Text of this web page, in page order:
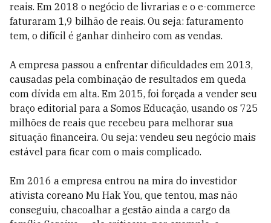
reais. Em 2018 o negócio de livrarias e o e-commerce
faturaram 1,9 bilhão de reais. Ou seja: faturamento
tem, o difícil é ganhar dinheiro com as vendas.
A empresa passou a enfrentar dificuldades em 2013,
causadas pela combinação de resultados em queda
com dívida em alta. Em 2015, foi forçada a vender seu
braço editorial para a Somos Educação, usando os 725
milhões de reais que recebeu para melhorar sua
situação financeira. Ou seja: vendeu seu negócio mais
estável para ficar com o mais complicado.
Em 2016 a empresa entrou na mira do investidor
ativista coreano Mu Hak You, que tentou, mas não
conseguiu, chacoalhar a gestão ainda a cargo da